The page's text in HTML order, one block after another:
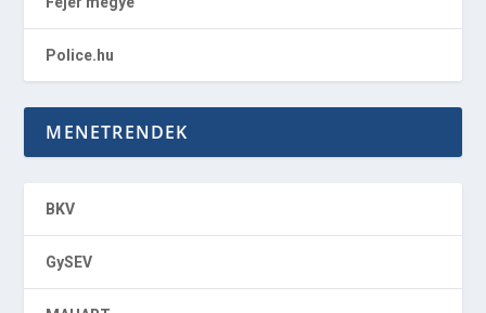
Police.hu
MENETRENDEK
BKV
GySEV